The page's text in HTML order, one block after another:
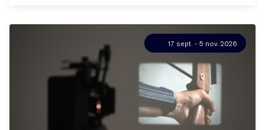
17 sept. - 5 nov. 2026